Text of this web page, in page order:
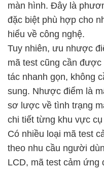
màn hình. Đây là
đặc biệt phù hợp cho
hiểu về công nghệ.
Tuy nhiên, ưu nhược
mã test cũng cần
tác nhanh gọn, không
sung. Nhược điểm là
sơ lược về tình trạng
chi tiết từng khu vực cụ
Có nhiều loại mã test
theo nhu cầu người
LCD, mã test cảm ứng